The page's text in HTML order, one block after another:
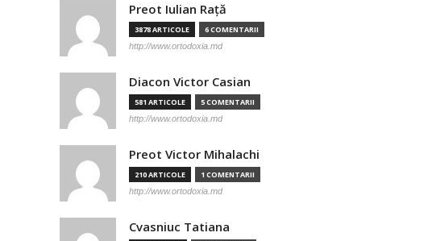
Preot Iulian Raţă
3878 ARTICOLE 6 COMENTARII
http://www.ortodoxia.md
Diacon Victor Casian
581 ARTICOLE 5 COMENTARII
http://www.ortodoxia.md
Preot Victor Mihalachi
210 ARTICOLE 1 COMENTARII
http://www.ortodoxia.md
Cvasniuc Tatiana